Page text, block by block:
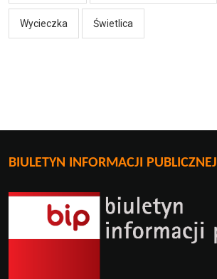
Wycieczka Świetlica
BIULETYN INFORMACJI PUBLICZNEJ